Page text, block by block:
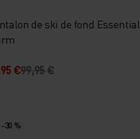
de ski de fond Essential
€99,95 €
-30 %